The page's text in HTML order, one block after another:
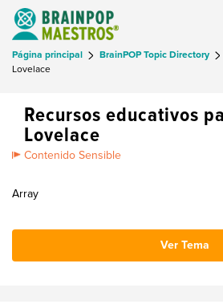
Página principal BrainPOP Topic Directory
Lovelace
Recursos educativos
Lovelace
Contenido Sensible
Array
Ver Tema